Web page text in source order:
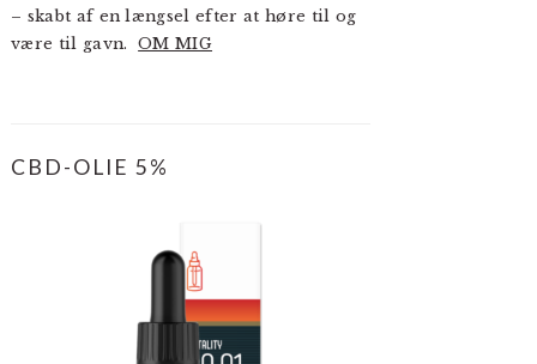
– skabt af en længsel efter at høre til og
være til gavn.OM MIG
CBD-OLIE 5%